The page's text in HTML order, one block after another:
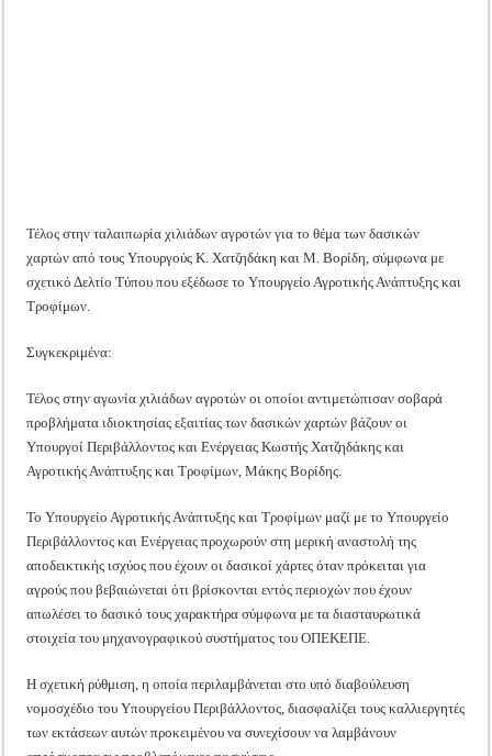
Τέλος στην ταλαιπωρία χιλιάδων αγροτών για το θέμα των δασικών
χαρτών από τους Υπουργούς Κ. Χατζηδάκη και Μ. Βορίδη, σύμφωνα με
σχετικό Δελτίο Τύπου που εξέδωσε το Υπουργείο Αγροτικής Ανάπτυξης και
Τροφίμων.
Συγκεκριμένα:
Τέλος στην αγωνία χιλιάδων αγροτών οι οποίοι αντιμετώπισαν σοβαρά
προβλήματα ιδιοκτησίας εξαιτίας των δασικών χαρτών βάζουν οι
Υπουργοί Περιβάλλοντος και Ενέργειας Κωστής Χατζηδάκης και
Αγροτικής Ανάπτυξης και Τροφίμων, Μάκης Βορίδης.
Το Υπουργείο Αγροτικής Ανάπτυξης και Τροφίμων μαζί με το Υπουργείο
Περιβάλλοντος και Ενέργειας προχωρούν στη μερική αναστολή της
αποδεικτικής ισχύος που έχουν οι δασικοί χάρτες όταν πρόκειται για
αγρούς που βεβαιώνεται ότι βρίσκονται εντός περιοχών που έχουν
απωλέσει το δασικό τους χαρακτήρα σύμφωνα με τα διασταυρωτικά
στοιχεία του μηχανογραφικού συστήματος του ΟΠΕΚΕΠΕ.
Η σχετική ρύθμιση, η οποία περιλαμβάνεται στο υπό διαβούλευση
νομοσχέδιο του Υπουργείου Περιβάλλοντος, διασφαλίζει τους καλλιεργητές
των εκτάσεων αυτών προκειμένου να συνεχίσουν να λαμβάνουν